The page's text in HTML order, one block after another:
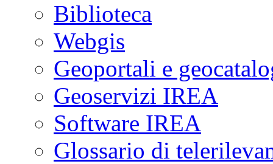
Biblioteca
Webgis
Geoportali e
Geoservizi IREA
Software IREA
Glossario di